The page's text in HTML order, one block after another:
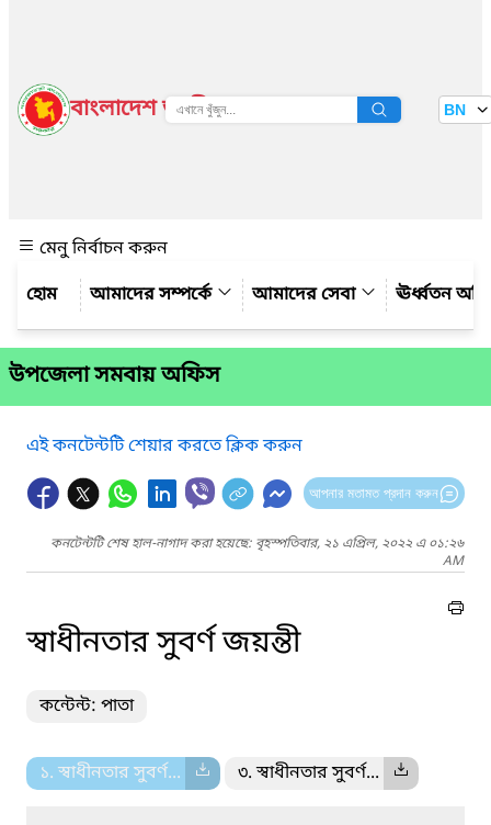
বাংলাদেশ জাতীয় তথ্য বাতায়ন BN
মেনু নির্বাচন করুন
আমাদের সম্পর্কে
আমাদের সেবা ঊর্ধ্বতন
উপজেলা সমবায় অফিস
এই কনটেন্টটি শেয়ার করতে ক্লিক করুন
আপনার মতামত প্রদান করুন
কনটেন্টটি শেষ হাল-নাগাদ করা হয়েছে: বৃহস্পতিবার, ২১ এপ্রিল, ২০২২ এ ০১:২৬
AM
স্বাধীনতার সুবর্ণ জয়ন্তী
কন্টেন্ট: পাতা
১. স্বাধীনতার সুবর্ণ... ৩. স্বাধীনতার সুবর্ণ...